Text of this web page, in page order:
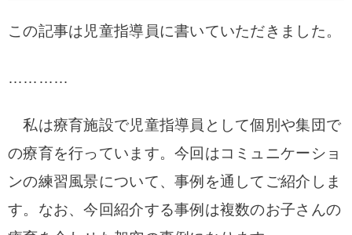
この記事は児童指導員に書いていただきました。
…………
私は療育施設で児童指導員として個別や集団で
の療育を行っています。今回はコミュニケーショ
ンの練習風景について、事例を通してご紹介しま
す。 なお、今回紹介する事例は複数のお子さんの